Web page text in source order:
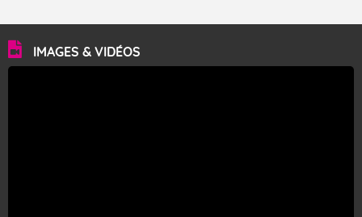
IMAGES & VIDÉOS